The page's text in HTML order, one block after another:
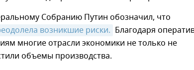
Собранию Путин обозначил, что
возникшие риски. Благодаря
многие отрасли экономики не только не
объемы производства.